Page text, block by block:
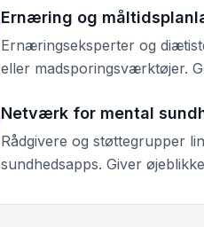
Ernæring og
Ernæringseksperter og
eller madsporingsværktøjer.
Netværk for mental
Rådgivere og støttegrupper
sundhedsapps. Giver